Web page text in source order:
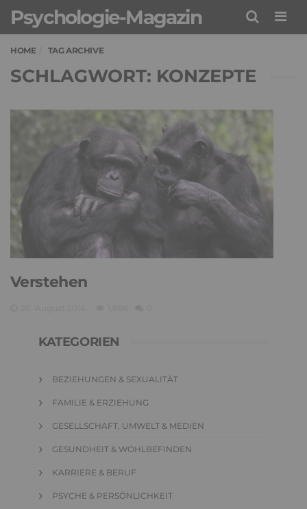
Psychologie-Magazin
HOME TAG ARCHIVE
SCHLAGWORT: KONZEPTE
Verstehen
KATEGORIEN
BEZIEHUNGEN & SEXUALITÄT
FAMILIE & ERZIEHUNG
GESELLSCHAFT, UMWELT & MEDIEN
GESUNDHEIT & WOHLBEFINDEN
KARRIERE & BERUF
PSYCHE & PERSÖNLICHKEIT